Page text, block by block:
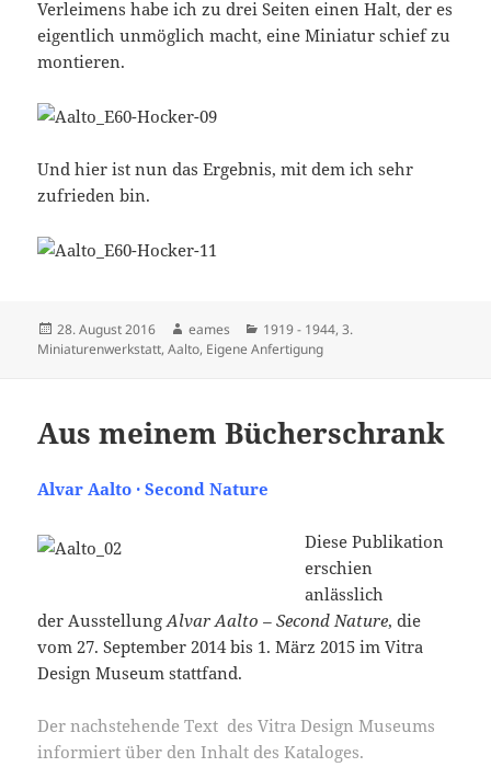
Verleimens habe ich zu drei Seiten einen Halt, der es
eigentlich unmöglich macht, eine Miniatur schief zu
montieren.
Und hier ist nun das Ergebnis, mit dem ich sehr
zufrieden bin.
Veröffentlicht
am
28. August 2016 Autor
eames Kategorien
1919 - 1944,3.
Miniaturenwerkstatt,Aalto, Eigene Anfertigung
Aus meinem Bücherschrank
Alvar Aalto · Second Nature
Diese Publikation
erschien
anlässlich
der AusstellungAlvar Aalto – Second Nature, die
vom 27. September 2014 bis 1. März 2015 im Vitra
Design Museum stattfand.
Der nachstehende Text des Vitra Design Museums
informiert über den Inhalt des Kataloges.